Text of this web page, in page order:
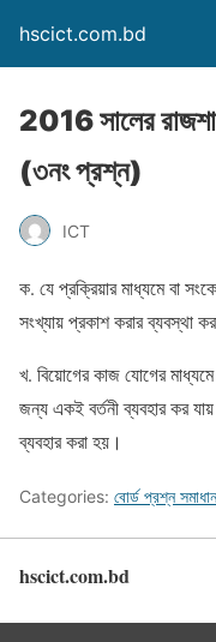
hscict.com.bd
2016 সালের
(৩নং প্রশ্ন)
ICT
ক. যে প্রক্রিয়ার মাধ্যমে বা
সংখ্যায় প্রকাশ করার ব্যবস্থা
খ. বিয়োগের কাজ যোগের
জন্য একই বর্তনী ব্যবহার কর
ব্যবহার করা হয়।
Categories: বোর্ড প্রশ্ন সমাধান
hscict.com.bd